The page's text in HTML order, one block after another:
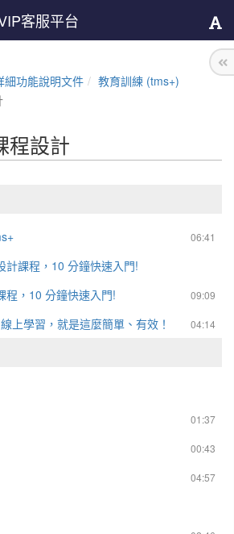
客服平台
細功能說明文件
教育訓練 (tms+)
程設計
06:41
計課程，10 分鐘快速入門!
09:09
程，10 分鐘快速入門!
04:14
上學習，就是這麼簡單、有效！
01:37
00:43
04:57